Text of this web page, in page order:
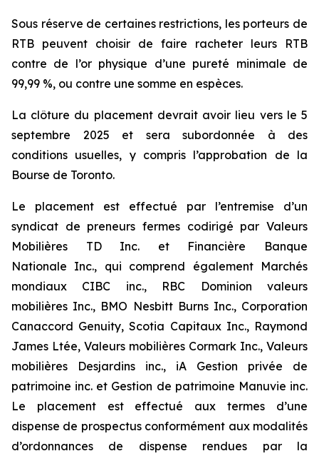
Sous réserve de certaines restrictions, les porteurs de
RTB peuvent choisir de faire racheter leurs RTB
contre de l’or physique d’une pureté minimale de
99,99 %, ou contre une somme en espèces.
La clôture du placement devrait avoir lieu vers le 5
septembre 2025 et sera subordonnée à des
conditions usuelles, y compris l’approbation de la
Bourse de Toronto.
Le placement est effectué par l’entremise d’un
syndicat de preneurs fermes codirigé par Valeurs
Mobilières TD Inc. et Financière Banque
Nationale Inc., qui comprend également Marchés
mondiaux CIBC inc., RBC Dominion valeurs
mobilières Inc., BMO Nesbitt Burns Inc., Corporation
Canaccord Genuity, Scotia Capitaux Inc., Raymond
James Ltée, Valeurs mobilières Cormark Inc., Valeurs
mobilières Desjardins inc., iA Gestion privée de
patrimoine inc. et Gestion de patrimoine Manuvie inc.
Le placement est effectué aux termes d’une
dispense de prospectus conformément aux modalités
d’ordonnances de dispense rendues par la